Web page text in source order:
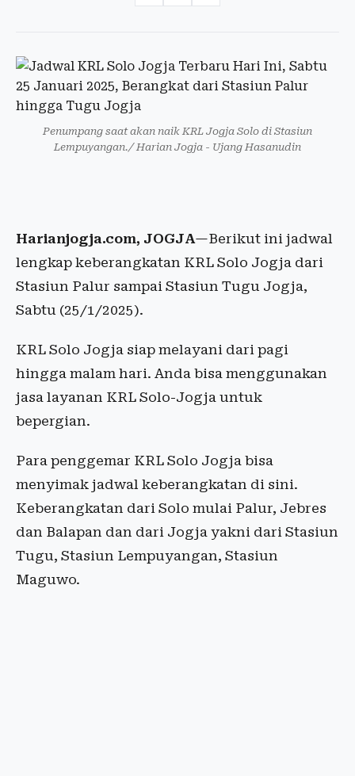
Penumpang saat akan naik KRL Jogja Solo di Stasiun
Lempuyangan./ Harian Jogja - Ujang Hasanudin
Harianjogja.com, JOGJA—Berikut ini jadwal
lengkap keberangkatan KRL Solo Jogja dari
Stasiun Palur sampai Stasiun Tugu Jogja,
Sabtu (25/1/2025).
KRL Solo Jogja siap melayani dari pagi
hingga malam hari. Anda bisa menggunakan
jasa layanan KRL Solo-Jogja untuk
bepergian.
Para penggemar KRL Solo Jogja bisa
menyimak jadwal keberangkatan di sini.
Keberangkatan dari Solo mulai Palur, Jebres
dan Balapan dan dari Jogja yakni dari Stasiun
Tugu, Stasiun Lempuyangan, Stasiun
Maguwo.